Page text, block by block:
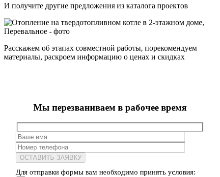
И получите другие предложения из каталога проектов
Расскажем об этапах совместной работы, порекомендуем
материалы, раскроем информацию о ценах и скидках
Мы перезваниваем в рабочее время
Для отправки формы вам необходимо принять условия: